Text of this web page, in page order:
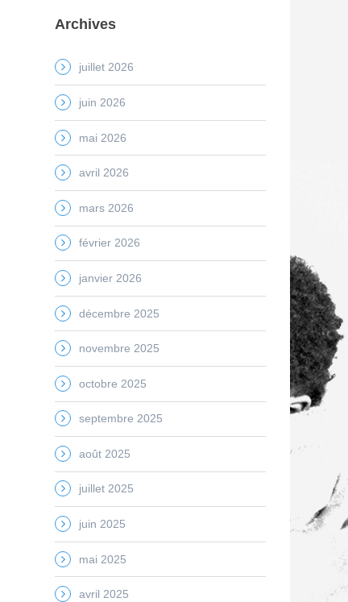
Archives
juillet 2026
juin 2026
mai 2026
avril 2026
mars 2026
février 2026
janvier 2026
décembre 2025
novembre 2025
octobre 2025
septembre 2025
août 2025
juillet 2025
juin 2025
mai 2025
avril 2025